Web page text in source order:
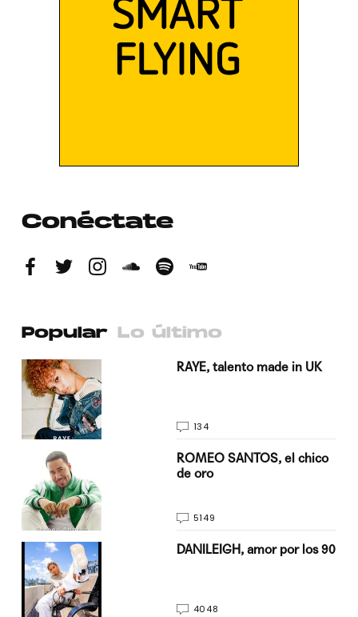
Conéctate
Popular Lo último
RAYE, talento made in UK
134
ROMEO SANTOS, el chico
de oro
5149
DANILEIGH, amor por los 90
4048